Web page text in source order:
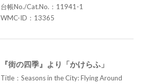
台帳No./Cat.No.：11941-1
WMC-ID：13365
『街の四季』より「かけらふ」
Title：Seasons in the City: Flying Around